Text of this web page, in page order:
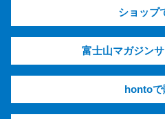
ショップ
富士山マガジン
hontoで